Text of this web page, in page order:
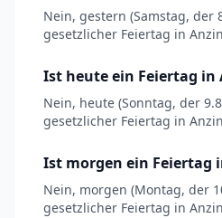
Nein, gestern (Samstag, der
gesetzlicher Feiertag in
Ist heute ein Feiertag in
Nein, heute (Sonntag, der
gesetzlicher Feiertag in
Ist morgen ein Feiertag
Nein, morgen (Montag, der
gesetzlicher Feiertag in